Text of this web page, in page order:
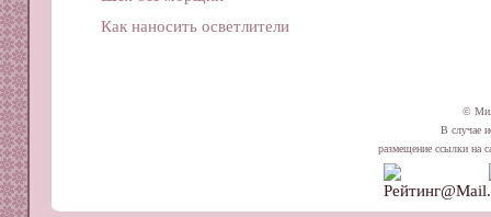
Как наносить осветлители
©
В случае
размещение ссылки на